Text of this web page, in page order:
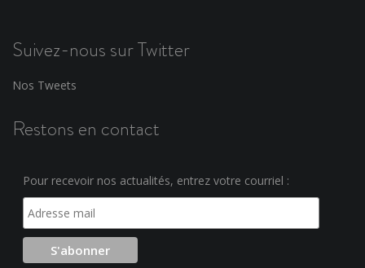
Suivez-nous sur Twitter
Nos Tweets
Restons en contact
Pour recevoir nos actualités, entrez votre courriel :